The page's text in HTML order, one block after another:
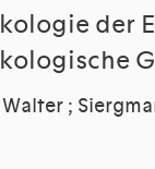
der
;